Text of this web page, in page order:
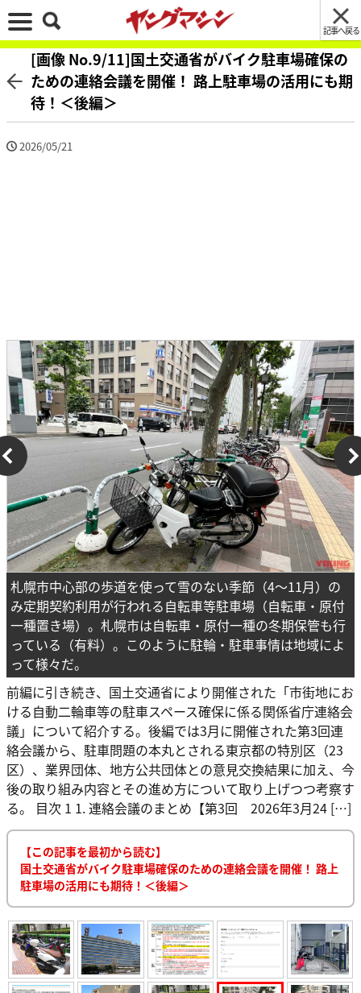
記事へ戻る
[画像 No.9/11]国土交通省がバイク駐車場確保の
ための連絡会議を開催！ 路上駐車場の活用にも期
待！＜後編＞
2026/05/21
札幌市中心部の歩道を使って雪のない季節（4～11月）の
み定期契約利用が行われる自転車等駐車場（自転車・原付
一種置き場）。札幌市は自転車・原付一種の冬期保管も行
っている（有料）。このように駐輪・駐車事情は地域によ
って様々だ。
前編に引き続き、国土交通省により開催された「市街地にお
ける自動二輪車等の駐車スペース確保に係る関係省庁連絡会
議」について紹介する。後編では3月に開催された第3回連
絡会議から、駐車問題の本丸とされる東京都の特別区（23
区）、業界団体、地方公共団体との意見交換結果に加え、今
後の取り組み内容とその進め方について取り上げつつ考察す
る。 目次 1 1. 連絡会議のまとめ【第3回 2026年3月24 […]
【この記事を最初から読む】
国土交通省がバイク駐車場確保のための連絡会議を開催！ 路上
駐車場の活用にも期待！＜後編＞